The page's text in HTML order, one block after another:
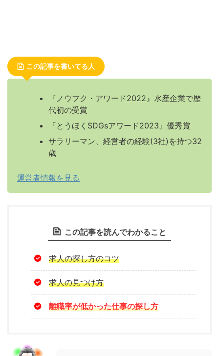
この記事を書いてる人
『ノウフク・アワード2022』水産企業で歴
代初の受賞
『とうほくSDGsアワード2023』優秀賞
サラリーマン、経営者の経験(3社)を持つ32
歳
運営者情報を見る
この記事を読んでわかること
求人の探し方のコツ
求人の見つけ方
離職率が低かった仕事の探し方